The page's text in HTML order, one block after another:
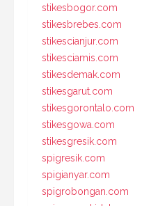
stikesbogor.com
stikesbrebes.com
stikescianjur.com
stikesciamis.com
stikesdemak.com
stikesgarut.com
stikesgorontalo.com
stikesgowa.com
stikesgresik.com
spigresik.com
spigianyar.com
spigrobongan.com